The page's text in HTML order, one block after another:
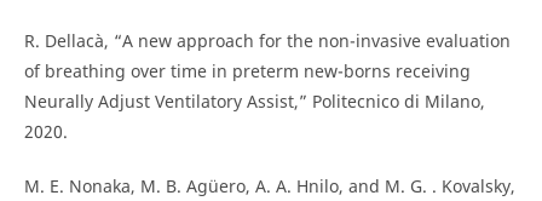
R. Dellacà, “A new approach for the non-invasive evaluation
of breathing over time in preterm new-borns receiving
Neurally Adjust Ventilatory Assist,” Politecnico di Milano,
2020.
M. E. Nonaka, M. B. Agüero, A. A. Hnilo, and M. G. . Kovalsky,